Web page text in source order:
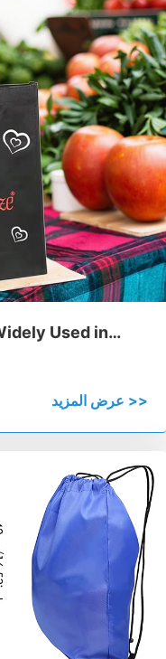
Used in
عرض المزيد >>